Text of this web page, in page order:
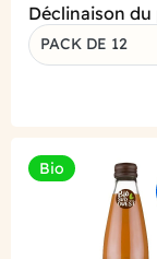
Déclinaison
PACK DE 12
Bio